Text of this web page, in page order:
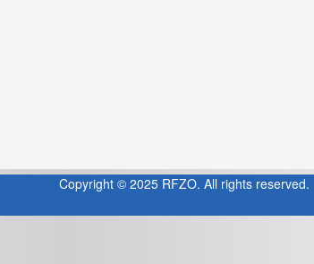
Copyright © 2025 RFZO. All rights reserved.